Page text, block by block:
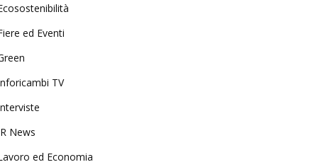
ed Eventi
TV
News
ed Economia